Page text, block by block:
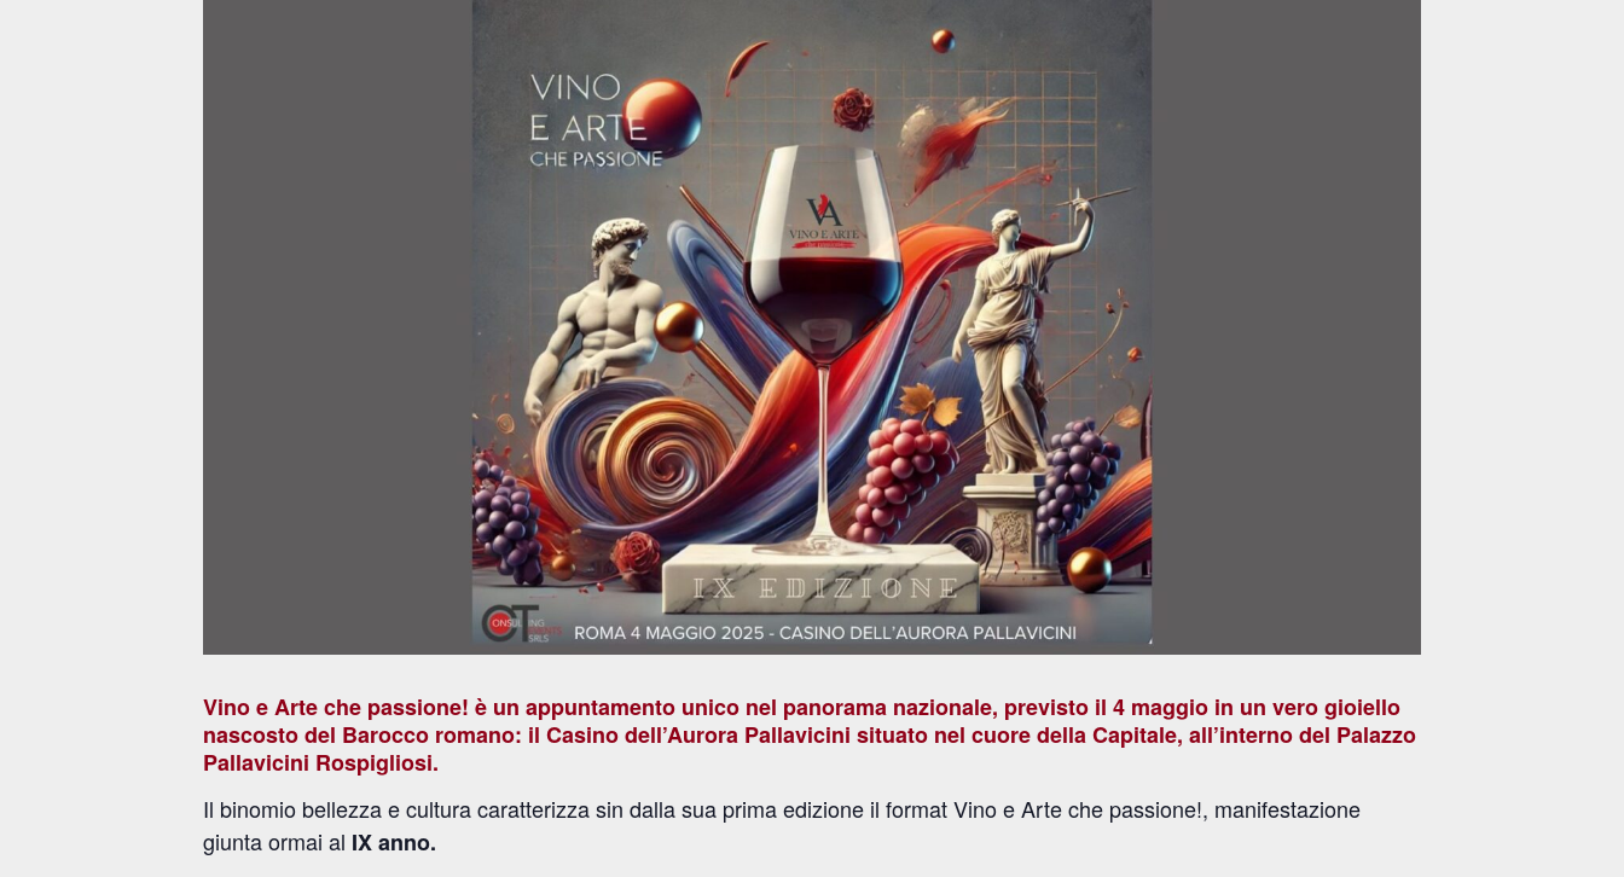
Vino e Arte che passione! è un appuntamento unico nel panorama nazionale, previsto il 4 maggio in un vero gioiello
nascosto del Barocco romano: il Casino dell’Aurora Pallavicini situato nel cuore della Capitale, all’interno del Palazzo
Pallavicini Rospigliosi.
Il binomio bellezza e cultura caratterizza sin dalla sua prima edizione il format Vino e Arte che passione!, manifestazione
giunta ormai al IX anno.